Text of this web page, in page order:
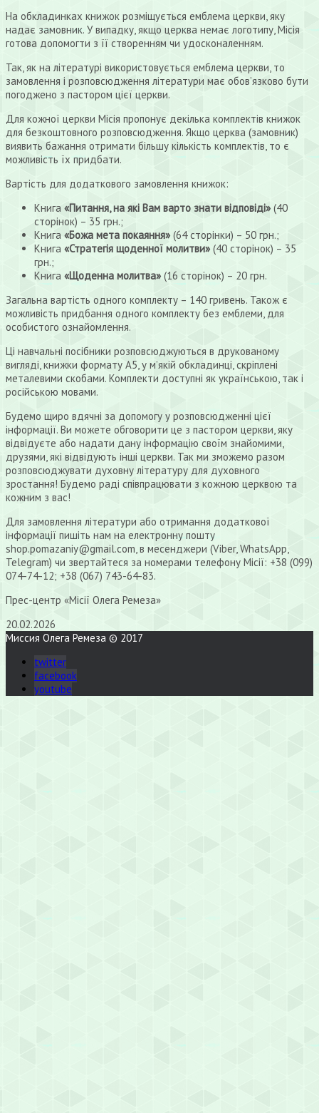
На обкладинках книжок розміщується емблема церкви, яку
надає замовник. У випадку, якщо церква немає логотипу, Місія
готова допомогти з її створенням чи удосконаленням.
Так, як на літературі використовується емблема церкви, то
замовлення і розповсюдження літератури має обов’язково бути
погоджено з пастором цієї церкви.
Для кожної церкви Місія пропонує декілька комплектів книжок
для безкоштовного розповсюдження. Якщо церква (замовник)
виявить бажання отримати більшу кількість комплектів, то є
можливість їх придбати.
Вартість для додаткового замовлення книжок:
Книга «Питання, на які Вам варто знати відповіді» (40
сторінок) – 35 грн.;
Книга «Божа мета покаяння» (64 сторінки) – 50 грн.;
Книга «Стратегія щоденної молитви» (40 сторінок) – 35
грн.;
Книга «Щоденна молитва» (16 сторінок) – 20 грн.
Загальна вартість одного комплекту – 140 гривень. Також є
можливість придбання одного комплекту без емблеми, для
особистого ознайомлення.
Ці навчальні посібники розповсюджуються в друкованому
вигляді, книжки формату А5, у м’якій обкладинці, скріплені
металевими скобами. Комплекти доступні як українською, так і
російською мовами.
Будемо щиро вдячні за допомогу у розповсюдженні цієї
інформації. Ви можете обговорити це з пастором церкви, яку
відвідуєте або надати дану інформацію своїм знайомими,
друзями, які відвідують інші церкви. Так ми зможемо разом
розповсюджувати духовну літературу для духовного
зростання! Будемо раді співпрацювати з кожною церквою та
кожним з вас!
Для замовлення літератури або отримання додаткової
інформації пишіть нам на електронну пошту
shop.pomazaniy@gmail.com, в месенджери (Viber, WhatsApp,
Telegram) чи звертайтеся за номерами телефону Місії: +38 (099)
074-74-12; +38 (067) 743-64-83.
Прес-центр «Місії Олега Ремеза»
20.02.2026
Миссия Олега Ремеза © 2017
twitter
facebook
youtube